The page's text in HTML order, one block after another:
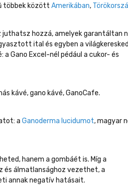
többek között Amerikában,
juthatsz hozzá, amelyek garantáltan
ital és egyben a
Gano Excel-nél pédául a cukor- és
kávé, gano kávé, GanoCafe.
a Ganoderma lucidumot, magyar
hanem a gombáét is. Míg a
és álmatlansághoz vezethet, a
annak negatív hatásait.